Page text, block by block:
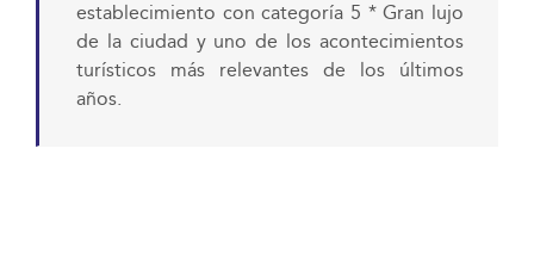
establecimiento con categoría 5 * Gran lujo
de la ciudad y uno de los acontecimientos
turísticos más relevantes de los últimos
años.